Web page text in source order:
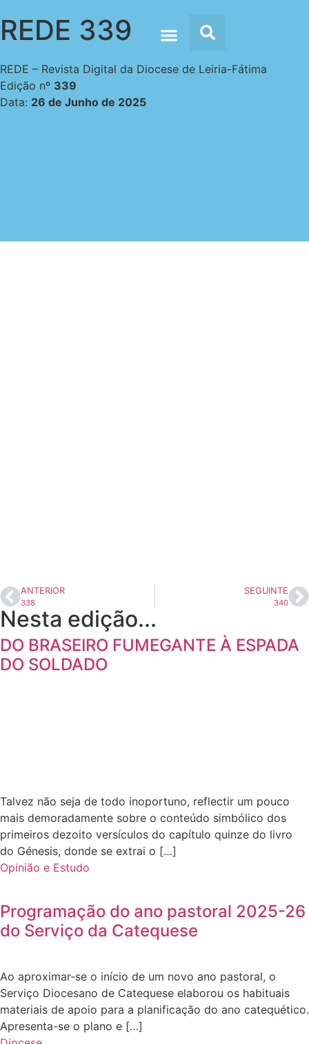
REDE 339
REDE – Revista Digital da Diocese de Leiria-Fátima
Edição nº 339
Data: 26 de Junho de 2025
ANTERIOR
338
SEGUINTE
340
Nesta edição...
DO BRASEIRO FUMEGANTE À ESPADA
DO SOLDADO
Talvez não seja de todo inoportuno, reflectir um pouco
mais demoradamente sobre o conteúdo simbólico dos
primeiros dezoito versículos do capítulo quinze do livro
do Génesis, donde se extrai o […]
Opinião e Estudo
Programação do ano pastoral 2025-26
do Serviço da Catequese
Ao aproximar-se o início de um novo ano pastoral, o
Serviço Diocesano de Catequese elaborou os habituais
materiais de apoio para a planificação do ano catequético.
Apresenta-se o plano e […]